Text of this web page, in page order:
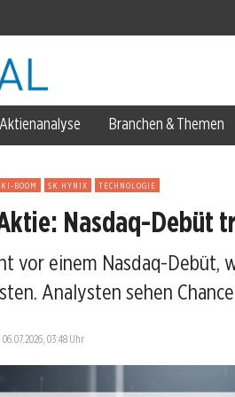
Armee
Aktienanalyse Branchen & Themen
KI-BOOM SK HYNIX TECHNOLOGIE
Nasdaq-Debüt
vor einem Nasdaq-Debüt,
Analysten sehen
06.07.2026, 03:48 Uhr